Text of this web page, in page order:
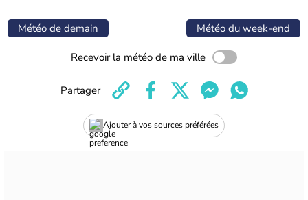
Météo de demain Météo du week-end
Recevoir la météo de ma ville
Ajouter à vos sources préférées
Partager